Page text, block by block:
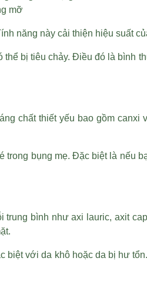
mỡ
năng này cải thiện hiệu suất
bị tiêu chảy. Điều đó là bình
chất thiết yếu bao gồm
bụng mẹ. Đặc biệt là nếu
bình như axi lauric, axit
với da khô hoặc da bị hư